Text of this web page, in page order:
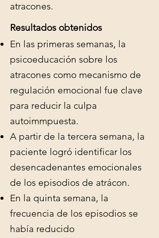
atracones.
Resultados obtenidos
En las primeras semanas, la
psicoeducación sobre los
atracones como mecanismo de
regulación emocional fue clave
para reducir la culpa
autoimmpuesta.
A partir de la tercera semana, la
paciente logró identificar los
desencadenantes emocionales
de los episodios de atrácon.
En la quinta semana, la
frecuencia de los episodios se
había reducido